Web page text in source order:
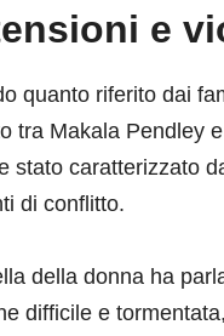
e
quanto riferito dai
tra Makala Pendley
stato caratterizzato
di conflitto.
della donna ha
difficile e